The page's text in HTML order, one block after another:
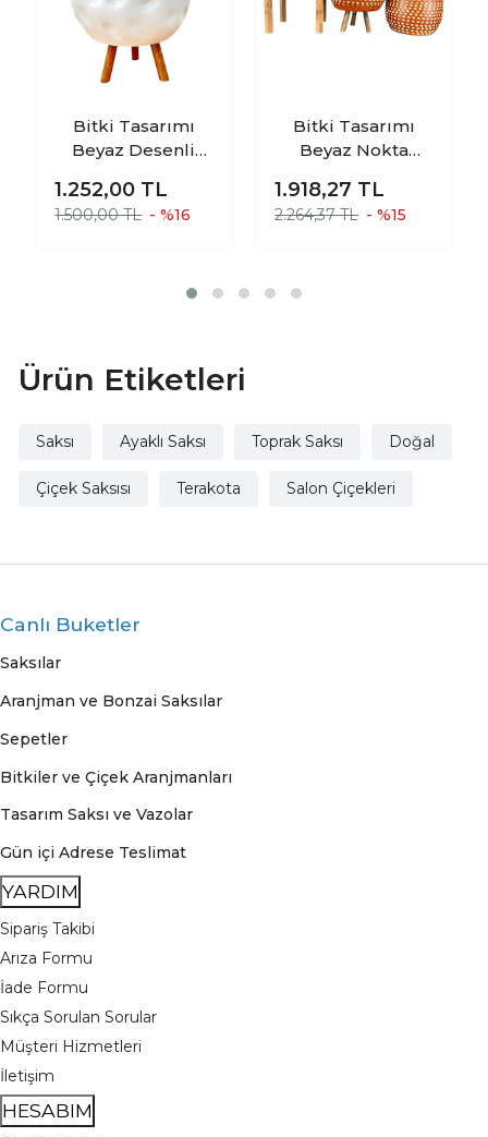
Bitki Tasarımı
Beyaz Desenli
Saksılık Salon
Çiçeklik 3 Ayaklı -
1.252,00 TL
1.500,00 TL - %16
Bitki Tasarımı
Beyaz Nokta
Saksı Saksılık
Salon Çiçeklik
1.918,27 TL
2.264,37 TL - %15
Ürün Etiketleri
Saksı Ayaklı Saksı Toprak Saksı Doğal
Çiçek Saksısı Terakota Salon Çiçekleri
Canlı Buketler
Saksılar
Aranjman ve Bonzai Saksılar
Sepetler
Bitkiler ve Çiçek Aranjmanları
Tasarım Saksı ve Vazolar
Gün içi Adrese Teslimat
YARDIM
Sipariş Takibi
Arıza Formu
İade Formu
Sıkça Sorulan Sorular
Müşteri Hizmetleri
İletişim
HESABIM